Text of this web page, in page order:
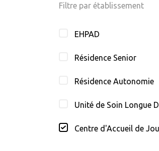
Filtre par établissement
EHPAD
Résidence Senior
Résidence Autonomie
Unité de Soin Longue
Centre d'Accueil de